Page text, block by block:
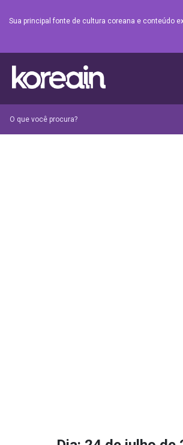
Sua principal fonte de cultura coreana e conteúdo